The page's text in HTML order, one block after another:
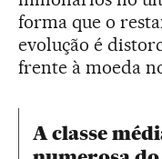
forma que o
evolução é
frente à moeda
A classe